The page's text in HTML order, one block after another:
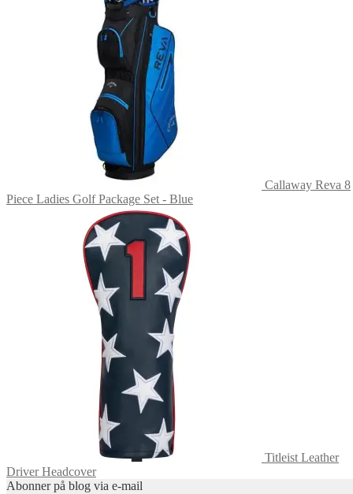
Callaway Reva 8
Piece Ladies Golf Package Set - Blue
Titleist Leather
Driver Headcover
Abonner på blog via e-mail